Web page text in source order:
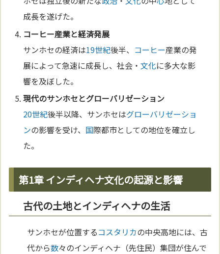
成長を遂げた。
コーヒー産業と経済発展
サンホセの経済は19世紀後半、 コーヒー産業の発
展によって急速に成長し、社会・文化に多大な影
響を及ぼした。
現代のサンホセとグローバリゼーション
20世紀後半以降、サンホセはグローバリゼーショ
ンの影響を受け、 国際都市としての地位を確立し
た。
第1章 インディヘナ文化の起源と影響
古代の土地とインディヘナの生活
サンホセが位置するコスタリカの中央高地には、古
代から数々のインディヘナ（先住民）集団が住んで